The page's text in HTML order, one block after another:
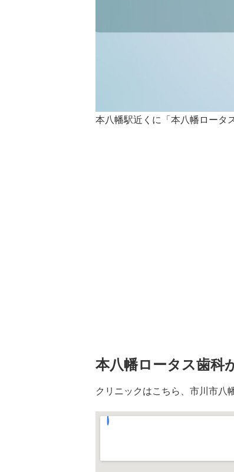
本八幡駅近くに「本八幡ロータ
本八幡ロータス歯科
クリニックはこちら、市川市八